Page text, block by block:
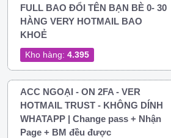
FULL BAO ĐỔI TÊN BẠN BÈ 0- 30
HÀNG VERY HOTMAIL BAO
KHOẺ
Kho hàng: 4.395
ACC NGOẠI - ON 2FA - VER
HOTMAIL TRUST - KHÔNG DÍNH
WHATAPP | Change pass + Nhận
Page + BM đều được